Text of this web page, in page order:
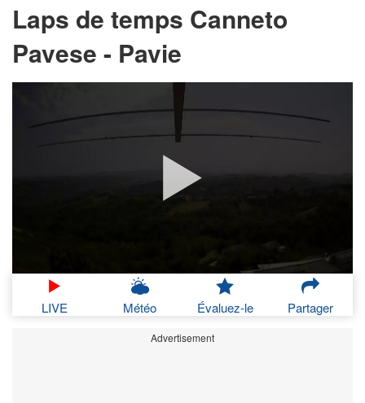
Laps de temps Canneto
Pavese - Pavie
LIVE Météo Évaluez-le Partager
Advertisement